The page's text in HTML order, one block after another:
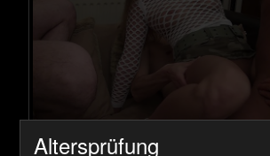
Altersprüfung